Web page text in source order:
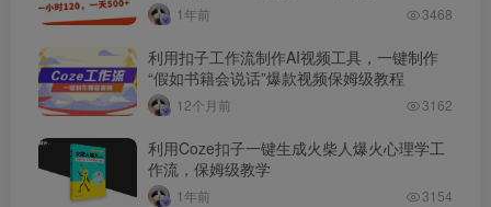
1年前 3468
利用扣子工作流制作AI视频工具，一键制作
“假如书籍会说话”爆款视频保姆级教程
12个月前 3162
利用Coze扣子一键生成火柴人爆火心理学工
作流，保姆级教学
1年前 3154